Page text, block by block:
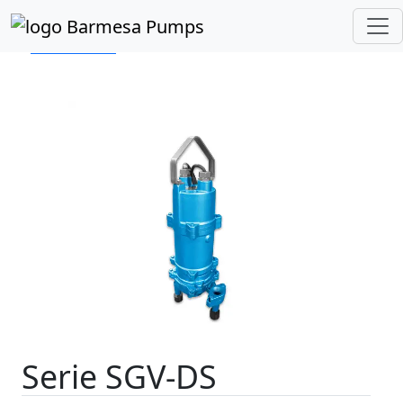
Inicio Catálogo de Productos
Serie SGV-DS